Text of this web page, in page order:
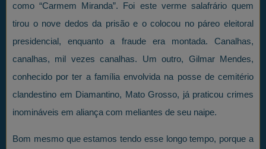
como “Carmem Miranda”. Foi este verme salafrário quem
tirou o nove dedos da prisão e o colocou no páreo eleitoral
presidencial, enquanto a fraude era montada. Canalhas,
canalhas, mil vezes canalhas. Um outro, Gilmar Mendes,
conhecido por ter a família envolvida na posse de cemitério
clandestino em Diamantino, Mato Grosso, já praticou crimes
inomináveis em aliança com meliantes de seu naipe.
Bom mesmo que estamos tendo esse longo tempo, porque a